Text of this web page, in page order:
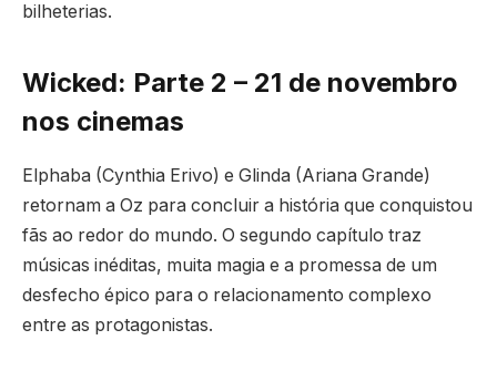
bilheterias.
Wicked: Parte 2 – 21 de novembro
nos cinemas
Elphaba (Cynthia Erivo) e Glinda (Ariana Grande)
retornam a Oz para concluir a história que conquistou
fãs ao redor do mundo. O segundo capítulo traz
músicas inéditas, muita magia e a promessa de um
desfecho épico para o relacionamento complexo
entre as protagonistas.